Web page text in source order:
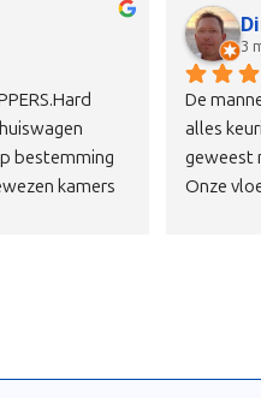
heel erg
hebben
vriendelijk,
6
was het
grote
van de